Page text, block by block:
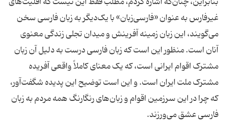
غیرفارس به عنوان «فارسی‌زبان» با یک‌دیگر به زبان فارسی سخن
می‌گویند، این زبان زمینه آفرینش و میدان تجلی زندگی معنوی
آنان است. منظور این است که زبان فارسی درست به دلیل آن زبان
مشترک اقوام ایرانی است، که یک معنای کاملاً واقعی آفریده
مشترک ملت ایران است. و این است توضیح این پدیده شگفت‌آور،
که چرا در این سرزمین اقوام و زبان‌های رنگارنگ همه مردم به زبان